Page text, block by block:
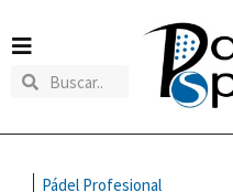
Pádel Profesional